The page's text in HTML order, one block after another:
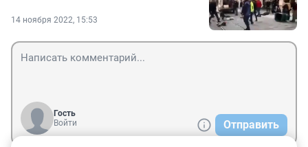
14 ноября 2022, 15:53
Гость
Войти
Отправить